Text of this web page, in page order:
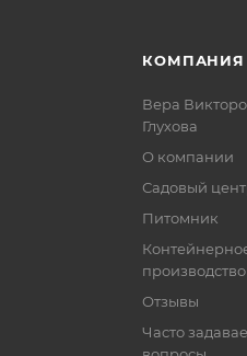
КОМПАНИЯ
Вера
Глухова
О компании
Садовый
Питомник
производство
Отзывы
Часто